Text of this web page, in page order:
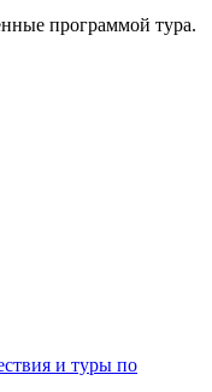
программой тура.
и туры по